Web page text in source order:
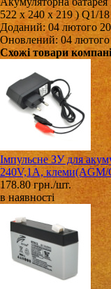
522 х 240 х 219 ) Q1/18
Доданий: 04 лютого
Оновлений: 04 лютого
Схожі товари
Імпульсне ЗУ для
240V,1A, клеми(AGM/
178.80 грн./шт.
в наявності